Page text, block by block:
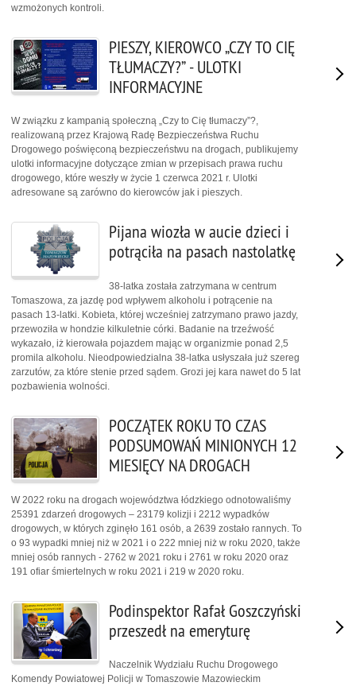
wzmożonych kontroli.
PIESZY, KIEROWCO „CZY TO CIĘ
TŁUMACZY?” - ULOTKI
INFORMACYJNE
W związku z kampanią społeczną „Czy to Cię tłumaczy”?,
realizowaną przez Krajową Radę Bezpieczeństwa Ruchu
Drogowego poświęconą bezpieczeństwu na drogach, publikujemy
ulotki informacyjne dotyczące zmian w przepisach prawa ruchu
drogowego, które weszły w życie 1 czerwca 2021 r. Ulotki
adresowane są zarówno do kierowców jak i pieszych.
Pijana wiozła w aucie dzieci i
potrąciła na pasach nastolatkę
38-latka została zatrzymana w centrum
Tomaszowa, za jazdę pod wpływem alkoholu i potrącenie na
pasach 13-latki. Kobieta, której wcześniej zatrzymano prawo jazdy,
przewoziła w hondzie kilkuletnie córki. Badanie na trzeźwość
wykazało, iż kierowała pojazdem mając w organizmie ponad 2,5
promila alkoholu. Nieodpowiedzialna 38-latka usłyszała już szereg
zarzutów, za które stenie przed sądem. Grozi jej kara nawet do 5 lat
pozbawienia wolności.
POCZĄTEK ROKU TO CZAS
PODSUMOWAŃ MINIONYCH 12
MIESIĘCY NA DROGACH
W 2022 roku na drogach województwa łódzkiego odnotowaliśmy
25391 zdarzeń drogowych – 23179 kolizji i 2212 wypadków
drogowych, w których zginęło 161 osób, a 2639 zostało rannych. To
o 93 wypadki mniej niż w 2021 i o 222 mniej niż w roku 2020, także
mniej osób rannych - 2762 w 2021 roku i 2761 w roku 2020 oraz
191 ofiar śmiertelnych w roku 2021 i 219 w 2020 roku.
Podinspektor Rafał Goszczyński
przeszedł na emeryturę
Naczelnik Wydziału Ruchu Drogowego
Komendy Powiatowej Policji w Tomaszowie Mazowieckim